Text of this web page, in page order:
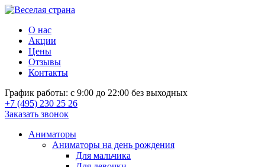
О нас
Акции
Цены
Отзывы
Контакты
График работы: с 9:00 до 22:00 без выходных
+7 (495) 230 25 26
Заказать звонок
Аниматоры
Аниматоры на день рождения
Для мальчика